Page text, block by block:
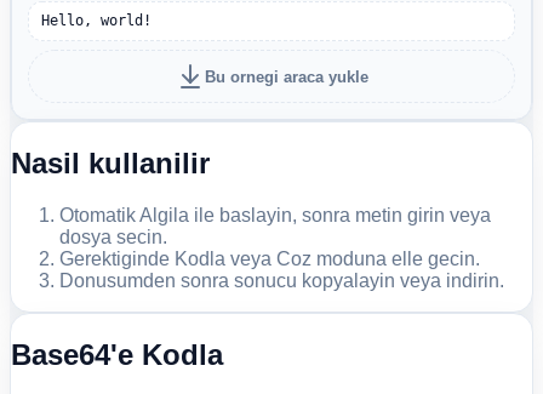
Hello, world!
Bu ornegi araca yukle
Nasil kullanilir
Otomatik Algila ile baslayin, sonra metin girin veya
dosya secin.
Gerektiginde Kodla veya Coz moduna elle gecin.
Donusumden sonra sonucu kopyalayin veya indirin.
Base64'e Kodla